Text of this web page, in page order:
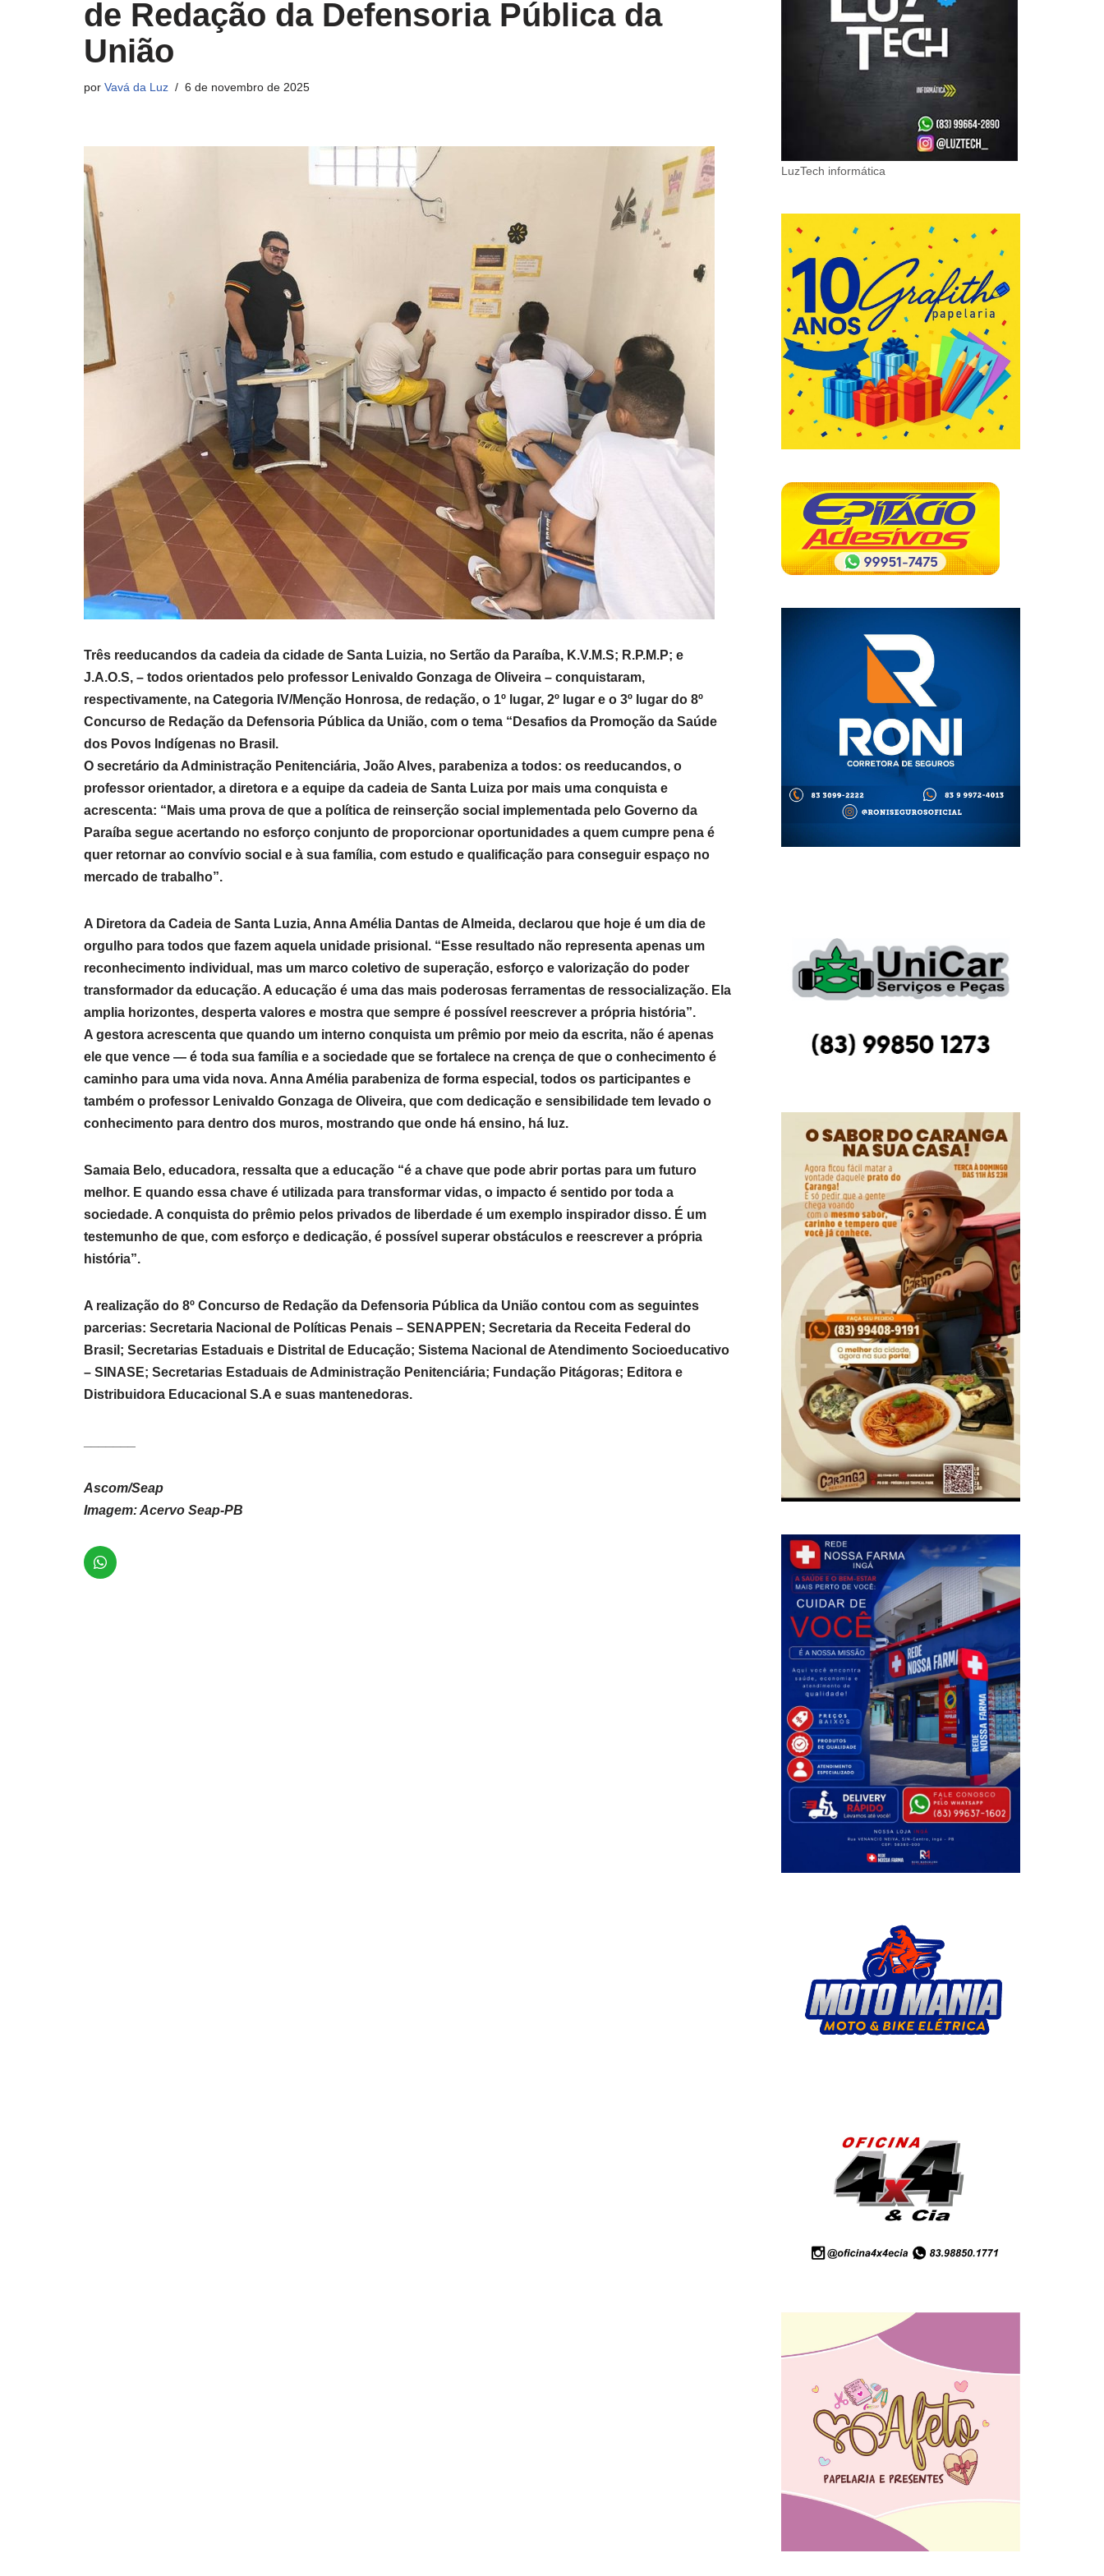
de Redação da Defensoria Pública da
União
por Vavá da Luz 6 de novembro de 2025
Três reeducandos da cadeia da cidade de Santa Luizia, no Sertão da Paraíba, K.V.M.S; R.P.M.P; e
J.A.O.S, – todos orientados pelo professor Lenivaldo Gonzaga de Oliveira – conquistaram,
respectivamente, na Categoria IV/Menção Honrosa, de redação, o 1º lugar, 2º lugar e o 3º lugar do 8º
Concurso de Redação da Defensoria Pública da União, com o tema “Desafios da Promoção da Saúde
dos Povos Indígenas no Brasil.
O secretário da Administração Penitenciária, João Alves, parabeniza a todos: os reeducandos, o
professor orientador, a diretora e a equipe da cadeia de Santa Luiza por mais uma conquista e
acrescenta: “Mais uma prova de que a política de reinserção social implementada pelo Governo da
Paraíba segue acertando no esforço conjunto de proporcionar oportunidades a quem cumpre pena é
quer retornar ao convívio social e à sua família, com estudo e qualificação para conseguir espaço no
mercado de trabalho”.
A Diretora da Cadeia de Santa Luzia, Anna Amélia Dantas de Almeida, declarou que hoje é um dia de
orgulho para todos que fazem aquela unidade prisional. “Esse resultado não representa apenas um
reconhecimento individual, mas um marco coletivo de superação, esforço e valorização do poder
transformador da educação. A educação é uma das mais poderosas ferramentas de ressocialização. Ela
amplia horizontes, desperta valores e mostra que sempre é possível reescrever a própria história”.
A gestora acrescenta que quando um interno conquista um prêmio por meio da escrita, não é apenas
ele que vence — é toda sua família e a sociedade que se fortalece na crença de que o conhecimento é
caminho para uma vida nova. Anna Amélia parabeniza de forma especial, todos os participantes e
também o professor Lenivaldo Gonzaga de Oliveira, que com dedicação e sensibilidade tem levado o
conhecimento para dentro dos muros, mostrando que onde há ensino, há luz.
Samaia Belo, educadora, ressalta que a educação “é a chave que pode abrir portas para um futuro
melhor. E quando essa chave é utilizada para transformar vidas, o impacto é sentido por toda a
sociedade. A conquista do prêmio pelos privados de liberdade é um exemplo inspirador disso. É um
testemunho de que, com esforço e dedicação, é possível superar obstáculos e reescrever a própria
história”.
A realização do 8º Concurso de Redação da Defensoria Pública da União contou com as seguintes
parcerias: Secretaria Nacional de Políticas Penais – SENAPPEN; Secretaria da Receita Federal do
Brasil; Secretarias Estaduais e Distrital de Educação; Sistema Nacional de Atendimento Socioeducativo
– SINASE; Secretarias Estaduais de Administração Penitenciária; Fundação Pitágoras; Editora e
Distribuidora Educacional S.A e suas mantenedoras.
Ascom/Seap
Imagem: Acervo Seap-PB
LuzTech informática